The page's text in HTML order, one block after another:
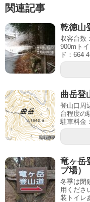
関連記事
乾徳山
収容台数
900mト
ド：664
曲岳登
登山口周
台程度の
駐車料金
竜ヶ岳
プ場
冬季は閉
用くださ
装トイレ